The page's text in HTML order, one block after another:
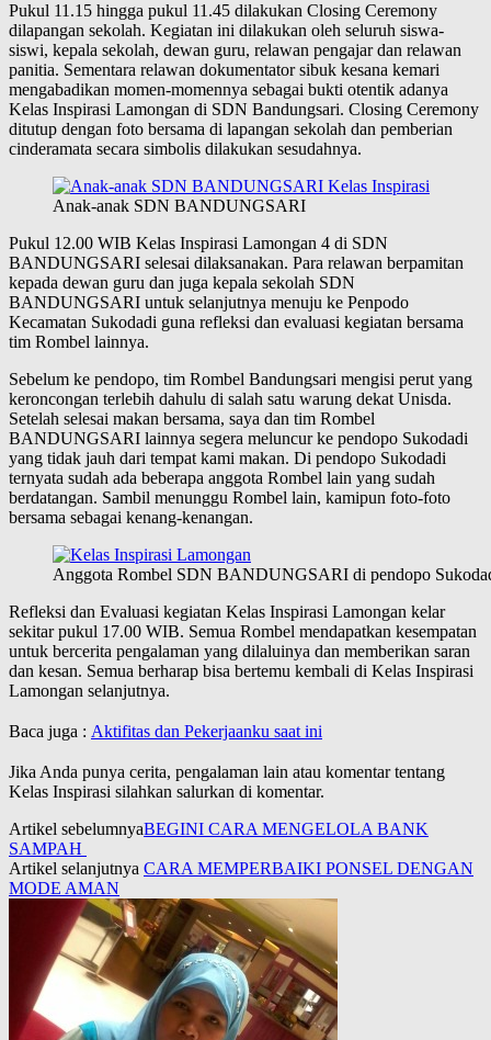
Pukul 11.15 hingga pukul 11.45 dilakukan Closing Ceremony
dilapangan sekolah. Kegiatan ini dilakukan oleh seluruh siswa-
siswi, kepala sekolah, dewan guru, relawan pengajar dan relawan
panitia. Sementara relawan dokumentator sibuk kesana kemari
mengabadikan momen-momennya sebagai bukti otentik adanya
Kelas Inspirasi Lamongan di SDN Bandungsari. Closing Ceremony
ditutup dengan foto bersama di lapangan sekolah dan pemberian
cinderamata secara simbolis dilakukan sesudahnya.
Anak-anak SDN BANDUNGSARI
Pukul 12.00 WIB Kelas Inspirasi Lamongan 4 di SDN
BANDUNGSARI selesai dilaksanakan. Para relawan berpamitan
kepada dewan guru dan juga kepala sekolah SDN
BANDUNGSARI untuk selanjutnya menuju ke Penpodo
Kecamatan Sukodadi guna refleksi dan evaluasi kegiatan bersama
tim Rombel lainnya.
Sebelum ke pendopo, tim Rombel Bandungsari mengisi perut yang
keroncongan terlebih dahulu di salah satu warung dekat Unisda.
Setelah selesai makan bersama, saya dan tim Rombel
BANDUNGSARI lainnya segera meluncur ke pendopo Sukodadi
yang tidak jauh dari tempat kami makan. Di pendopo Sukodadi
ternyata sudah ada beberapa anggota Rombel lain yang sudah
berdatangan. Sambil menunggu Rombel lain, kamipun foto-foto
bersama sebagai kenang-kenangan.
Anggota Rombel SDN BANDUNGSARI di pendopo
Refleksi dan Evaluasi kegiatan Kelas Inspirasi Lamongan kelar
sekitar pukul 17.00 WIB. Semua Rombel mendapatkan kesempatan
untuk bercerita pengalaman yang dilaluinya dan memberikan saran
dan kesan. Semua berharap bisa bertemu kembali di Kelas Inspirasi
Lamongan selanjutnya.
Baca juga : Aktifitas dan Pekerjaanku saat ini
Jika Anda punya cerita, pengalaman lain atau komentar tentang
Kelas Inspirasi silahkan salurkan di komentar.
Artikel sebelumnya​BEGINI CARA MENGELOLA BANK
SAMPAH
Artikel selanjutnya CARA MEMPERBAIKI PONSEL DENGAN
MODE AMAN